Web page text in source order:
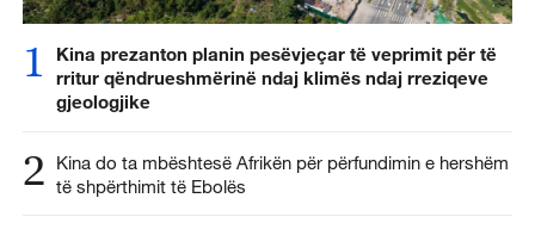
1
Kina prezanton planin pesëvjeçar të veprimit për të
rritur qëndrueshmërinë ndaj klimës ndaj rreziqeve
gjeologjike
2
Kina do ta mbështesë Afrikën për përfundimin e hershëm
të shpërthimit të Ebolës